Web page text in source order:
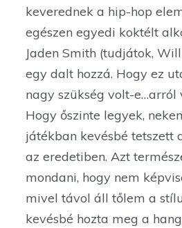
keverednek a hip-hop
egészen egyedi koktélt
Jaden Smith (tudjátok,
egy dalt hozzá. Hogy ez
nagy szükség volt-e…arról
Hogy őszinte legyek,
játékban kevésbé tetszett
az eredetiben. Azt
mondani, hogy nem
mivel távol áll tőlem a
kevésbé hozta meg a